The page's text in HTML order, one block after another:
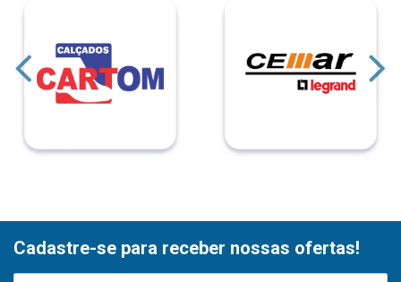
Cadastre-se para receber nossas ofertas!